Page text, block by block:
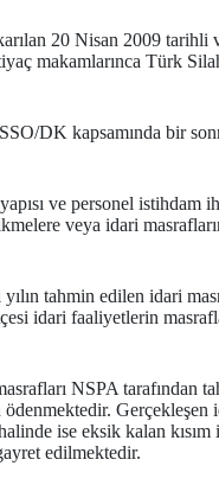
20 Nisan 2009
makamlarınca Türk
DK kapsamında bir
ve personel istihdam
veya idari
tahmin edilen idari
idari faaliyetlerin
NSPA
Gerçekleşen
ise eksik kalan
edilmektedir.